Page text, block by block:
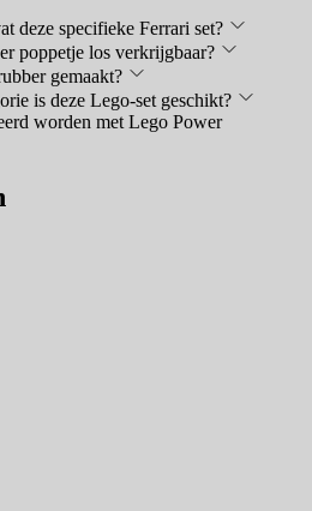
deze specifieke Ferrari set?
poppetje los verkrijgbaar?
gemaakt?
is deze Lego-set geschikt?
worden met Lego Power